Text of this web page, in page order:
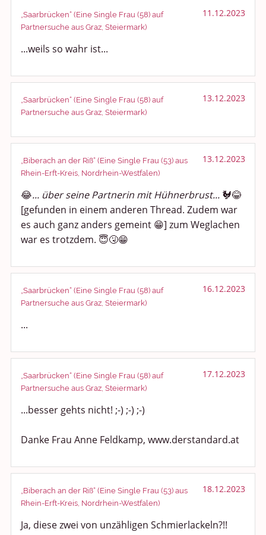
„Saarbrücken“ (Eine Single Frau (58) auf
Partnersuche aus Graz, Steiermark)
11.12.2023
...weils so wahr ist...
„Saarbrücken“ (Eine Single Frau (58) auf
Partnersuche aus Graz, Steiermark)
13.12.2023
„Biberach an der Riß“ (Eine Single Frau (53) aus
Rhein-Erft-Kreis, Nordrhein-Westfalen)
13.12.2023
😂... über seine Partnerin mit Hühnerbrust... 🐓😂
[gefunden in einem anderen Thread. Zudem war
es auch ganz anders gemeint 😁] zum Weglachen
war es trotzdem. 😇🤧😁
„Saarbrücken“ (Eine Single Frau (58) auf
Partnersuche aus Graz, Steiermark)
16.12.2023
...
„Saarbrücken“ (Eine Single Frau (58) auf
Partnersuche aus Graz, Steiermark)
17.12.2023
...besser gehts nicht! ;-) ;-) ;-)
Danke Frau Anne Feldkamp, www.derstandard.at
„Biberach an der Riß“ (Eine Single Frau (53) aus
Rhein-Erft-Kreis, Nordrhein-Westfalen)
18.12.2023
Ja, diese zwei von unzähligen Schmierlackeln?!!